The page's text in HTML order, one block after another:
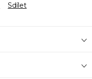
Sdílet